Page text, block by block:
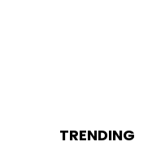
TRENDING